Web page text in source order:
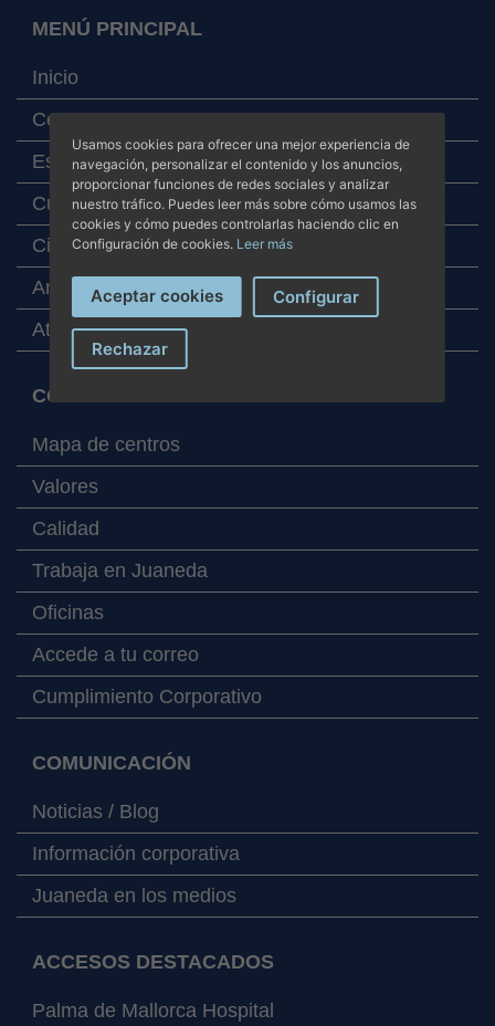
MENÚ PRINCIPAL
Inicio
Centros
Especialidades
Cuadro médico
Cita online
Analítica online
Atención al paciente
CORPORATIVO
Mapa de centros
Valores
Calidad
Trabaja en Juaneda
Oficinas
Accede a tu correo
Cumplimiento Corporativo
COMUNICACIÓN
Noticias / Blog
Información corporativa
Juaneda en los medios
ACCESOS DESTACADOS
Palma de Mallorca Hospital
Usamos cookies para ofrecer una mejor experiencia de
navegación, personalizar el contenido y los anuncios,
proporcionar funciones de redes sociales y analizar
nuestro tráfico. Puedes leer más sobre cómo usamos las
cookies y cómo puedes controlarlas haciendo clic en
Configuración de cookies. Leer más
Aceptar cookies Configurar
Rechazar